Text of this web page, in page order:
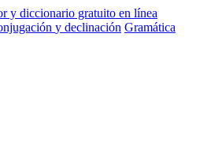
y declinación Gramática